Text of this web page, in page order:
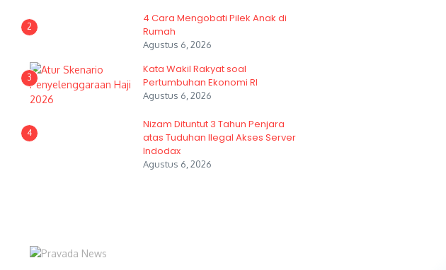
2
4 Cara Mengobati Pilek Anak di
Rumah
Agustus 6, 2026
3
Kata Wakil Rakyat soal
Pertumbuhan Ekonomi RI
Agustus 6, 2026
4
Nizam Dituntut 3 Tahun Penjara
atas Tuduhan Ilegal Akses Server
Indodax
Agustus 6, 2026